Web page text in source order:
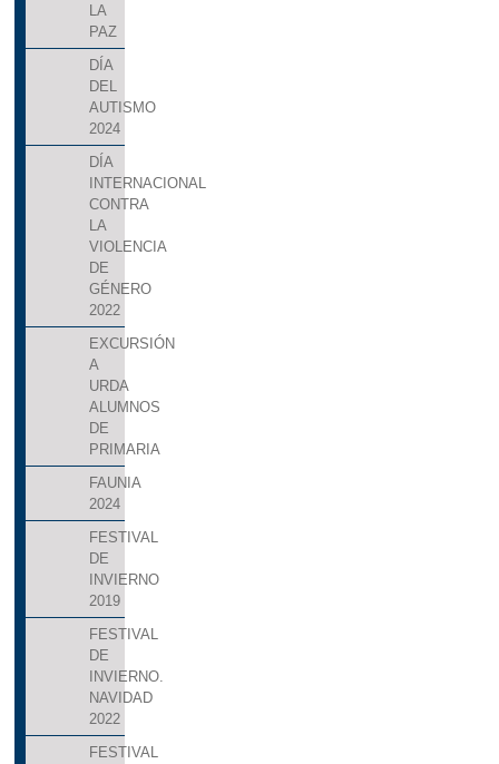
LA
PAZ
DÍA
DEL
AUTISMO
2024
DÍA
INTERNACIONAL
CONTRA
LA
VIOLENCIA
DE
GÉNERO
2022
EXCURSIÓN
A
URDA
ALUMNOS
DE
PRIMARIA
FAUNIA
2024
FESTIVAL
DE
INVIERNO
2019
FESTIVAL
DE
INVIERNO.
NAVIDAD
2022
FESTIVAL